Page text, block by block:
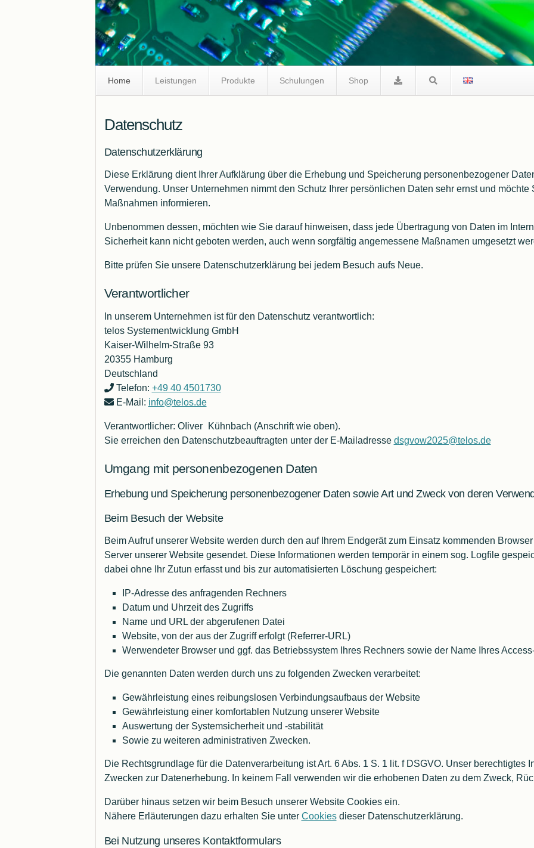
Navigation
Home Leistungen
Matlab Alternativen
Produkte Schulungen Shop
Datenschutz
Datenschutzerklärung
Diese Erklärung dient Ihrer Aufklärung über die Erhebung und Speicherung personenbezogener
Verwendung. Unser Unternehmen nimmt den Schutz Ihrer persönlichen Daten sehr ernst und
Maßnahmen informieren.
Unbenommen dessen, möchten wie Sie darauf hinweisen, dass jede Übertragung von Daten im
Sicherheit kann nicht geboten werden, auch wenn sorgfältig angemessene Maßnamen umgesetzt
Bitte prüfen Sie unsere Datenschutzerklärung bei jedem Besuch aufs Neue.
Verantwortlicher
In unserem Unternehmen ist für den Datenschutz verantwortlich:
telos Systementwicklung GmbH
Kaiser-Wilhelm-Straße 93
20355 Hamburg
Deutschland
Telefon: +49 40 4501730
E-Mail: info@telos.de
Verantwortlicher: Οⅼiver ‌Kühnbacһ (Anschrift wie oben).
Sie erreichen den Datenschutzbeauftragten unter der E-Mailadresse dsgvow2025@telos.de
Umgang mit personenbezogenen Daten
Erhebung und Speicherung personenbezogener Daten sowie Art und Zweck von deren
Beim Besuch der Website
Beim Aufruf unserer Website werden durch den auf Ihrem Endgerät zum Einsatz kommenden
Server unserer Website gesendet. Diese Informationen werden temporär in einem sog. Logfile
dabei ohne Ihr Zutun erfasst und bis zur automatisierten Löschung gespeichert:
IP-Adresse des anfragenden Rechners
Datum und Uhrzeit des Zugriffs
Name und URL der abgerufenen Datei
Website, von der aus der Zugriff erfolgt (Referrer-URL)
Werwendeter Browser und ggf. das Betriebssystem Ihres Rechners sowie der Name Ihres
Die genannten Daten werden durch uns zu folgenden Zwecken verarbeitet:
Gewährleistung eines reibungslosen Verbindungsaufbaus der Website
Gewährleistung einer komfortablen Nutzung unserer Website
Auswertung der Systemsicherheit und -stabilität
Sowie zu weiteren administrativen Zwecken.
Die Rechtsgrundlage für die Datenverarbeitung ist Art. 6 Abs. 1 S. 1 lit. f DSGVO. Unser berechtigtes
Zwecken zur Datenerhebung. In keinem Fall verwenden wir die erhobenen Daten zu dem Zweck,
Darüber hinaus setzen wir beim Besuch unserer Website Cookies ein.
Nähere Erläuterungen dazu erhalten Sie unter Cookiesdieser Datenschutzerklärung.
Bei Nutzung unseres Kontaktformulars